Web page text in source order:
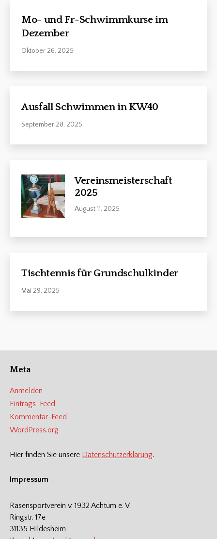
Mo- und Fr-Schwimmkurse im
Dezember
Oktober 26, 2025
Ausfall Schwimmen in KW40
September 28, 2025
Vereinsmeisterschaft
2025
August 11, 2025
Tischtennis für Grundschulkinder
Mai 29, 2025
Meta
Anmelden
Eintrags-Feed
Kommentar-Feed
WordPress.org
Hier finden Sie unsere Datenschutzerklärung.
Impressum
Rasensportverein v. 1932 Achtum e. V.
Ringstr. 17e
31135 Hildesheim